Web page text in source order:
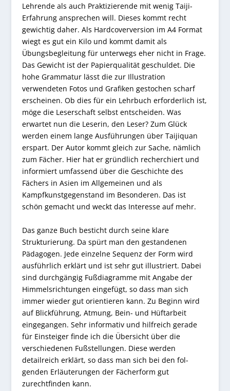
Lehrende als auch Praktizierende mit wenig Taiji-
Erfahrung ansprechen will. Dieses kommt recht
gewichtig daher. Als Hardcoverversion im A4 Format
wiegt es gut ein Kilo und kommt damit als
Übungsbegleitung für unterwegs eher nicht in Frage.
Das Gewicht ist der Papierqualität geschuldet. Die
hohe Grammatur lässt die zur Illustration
verwendeten Fotos und Grafiken gestochen scharf
erscheinen. Ob dies für ein Lehrbuch erforderlich ist,
möge die Leserschaft selbst entscheiden. Was
erwartet nun die Leserin, den Leser? Zum Glück
werden einem lange Ausführungen über Taijiquan
erspart. Der Autor kommt gleich zur Sache, nämlich
zum Fächer. Hier hat er gründlich recherchiert und
informiert umfassend über die Geschichte des
Fächers in Asien im Allgemeinen und als
Kampfkunstgegenstand im Besonderen. Das ist
schön gemacht und weckt das Interesse auf mehr.
Das ganze Buch besticht durch seine klare
Strukturierung. Da spürt man den gestandenen
Pädagogen. Jede einzelne Sequenz der Form wird
ausführlich erklärt und ist sehr gut illustriert. Dabei
sind durchgängig Fußdiagramme mit Angabe der
Himmelsrichtungen eingefügt, so dass man sich
immer wieder gut orientieren kann. Zu Beginn wird
auf Blickführung, Atmung, Bein- und Hüftarbeit
eingegangen. Sehr informativ und hilfreich gerade
für Einsteiger finde ich die Übersicht über die
verschiedenen Fußstellungen. Diese werden
detailreich erklärt, so dass man sich bei den fol-
genden Erläuterungen der Fächerform gut
zurechtfinden kann.